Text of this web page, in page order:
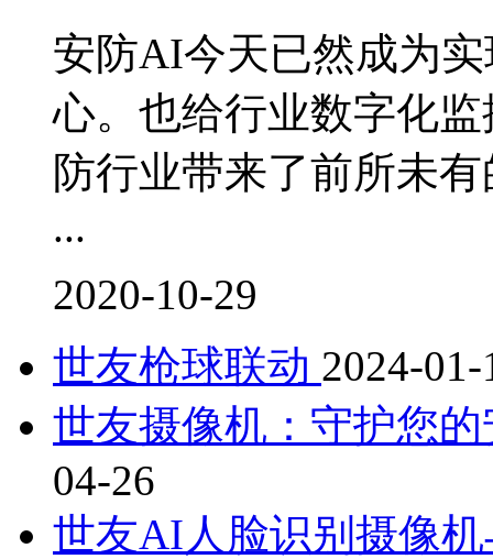
安防AI今天已然成为
心。也给行业数字化
防行业带来了前所未
...
2020-10-29
世友枪球联动 2024-01-
世友摄像机：守护您
04-26
世友AI人脸识别摄像